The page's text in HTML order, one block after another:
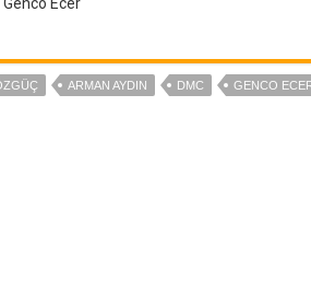
ARMAN AYDIN DMC GENCO